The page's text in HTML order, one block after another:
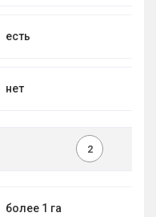
есть
нет
2
более 1 га